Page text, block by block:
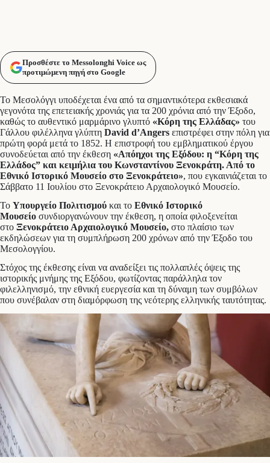
Προσθέστε το Messolonghi Voice ως
προτιμώμενη πηγή στο Google
Το Μεσολόγγι υποδέχεται ένα από τα σημαντικότερα εκθεσιακά
γεγονότα της επετειακής χρονιάς για τα 200 χρόνια από την Έξοδο,
καθώς το αυθεντικό μαρμάρινο γλυπτό «Κόρη της Ελλάδας» του
Γάλλου φιλέλληνα γλύπτη David d’Angers επιστρέφει στην πόλη για
πρώτη φορά μετά το 1852. Η επιστροφή του εμβληματικού έργου
συνοδεύεται από την έκθεση «Απόηχοι της Εξόδου: η “Κόρη της
Ελλάδος” και κειμήλια του Κωνσταντίνου Ξενοκράτη. Από το
Εθνικό Ιστορικό Μουσείο στο Ξενοκράτειο», που εγκαινιάζεται το
Σάββατο 11 Ιουλίου στο Ξενοκράτειο Αρχαιολογικό Μουσείο.
Το Υπουργείο Πολιτισμού και το Εθνικό Ιστορικό
Μουσείο συνδιοργανώνουν την έκθεση, η οποία φιλοξενείται
στο Ξενοκράτειο Αρχαιολογικό Μουσείο, στο πλαίσιο των
εκδηλώσεων για τη συμπλήρωση 200 χρόνων από την Έξοδο του
Μεσολογγίου.
Στόχος της έκθεσης είναι να αναδείξει τις πολλαπλές όψεις της
ιστορικής μνήμης της Εξόδου, φωτίζοντας παράλληλα τον
φιλελληνισμό, την εθνική ευεργεσία και τη δύναμη των συμβόλων
που συνέβαλαν στη διαμόρφωση της νεότερης ελληνικής ταυτότητας.